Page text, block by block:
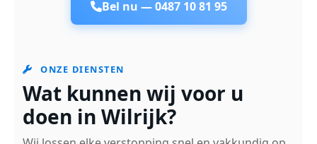
Bel nu —0487 10 81 95
ONZE DIENSTEN
Wat kunnen wij voor u
doen in Wilrijk?